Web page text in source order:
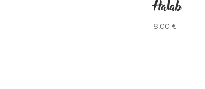
Halab
8,00€